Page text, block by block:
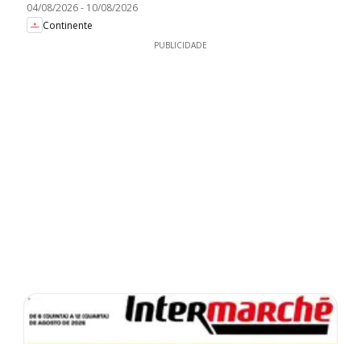
04/08/2026- 10/08/2026
Continente
PUBLICIDADE